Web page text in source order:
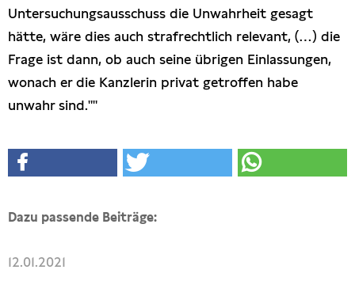
Untersuchungsausschuss die Unwahrheit gesagt
hätte, wäre dies auch strafrechtlich relevant, (…) die
Frage ist dann, ob auch seine übrigen Einlassungen,
wonach er die Kanzlerin privat getroffen habe
unwahr sind.""
Dazu passende Beiträge:
12.01.2021